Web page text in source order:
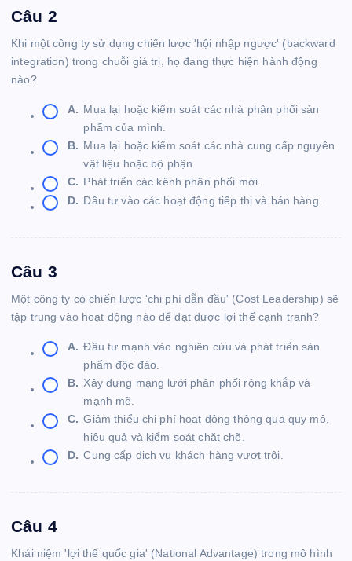
Câu 2
Khi một công ty sử dụng chiến lược 'hội nhập ngược' (backward
integration) trong chuỗi giá trị, họ đang thực hiện hành động
nào?
A. Mua lại hoặc kiểm soát các nhà phân phối sản
phẩm của mình.
B. Mua lại hoặc kiểm soát các nhà cung cấp nguyên
vật liệu hoặc bộ phận.
C. Phát triển các kênh phân phối mới.
D. Đầu tư vào các hoạt động tiếp thị và bán hàng.
Câu 3
Một công ty có chiến lược 'chi phí dẫn đầu' (Cost Leadership) sẽ
tập trung vào hoạt động nào để đạt được lợi thế cạnh tranh?
A. Đầu tư mạnh vào nghiên cứu và phát triển sản
phẩm độc đáo.
B. Xây dựng mạng lưới phân phối rộng khắp và
mạnh mẽ.
C. Giảm thiểu chi phí hoạt động thông qua quy mô,
hiệu quả và kiểm soát chặt chẽ.
D. Cung cấp dịch vụ khách hàng vượt trội.
Câu 4
Khái niệm 'lợi thế quốc gia' (National Advantage) trong mô hình